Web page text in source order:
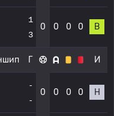
1
3
0 0 0 0 В
Г И
-
-
0 0 0 0 Н